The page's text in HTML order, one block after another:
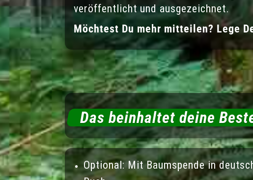
veröffentlicht und ausgezeichnet.
Möchtest Du mehr mitteilen? Lege
Das beinhaltet deine
Optional: Mit Baumspende in